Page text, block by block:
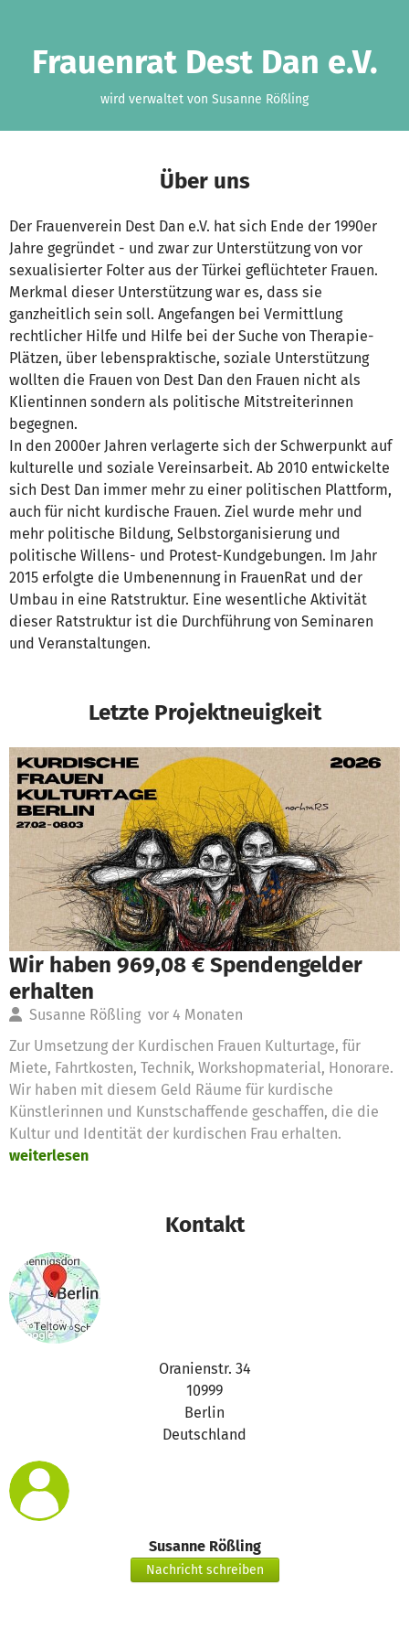
Frauenrat Dest Dan e.V.
wird verwaltet von Susanne Rößling
Über uns
Der Frauenverein Dest Dan e.V. hat sich Ende der 1990er
Jahre gegründet - und zwar zur Unterstützung von vor
sexualisierter Folter aus der Türkei geflüchteter Frauen.
Merkmal dieser Unterstützung war es, dass sie
ganzheitlich sein soll. Angefangen bei Vermittlung
rechtlicher Hilfe und Hilfe bei der Suche von Therapie-
Plätzen, über lebenspraktische, soziale Unterstützung
wollten die Frauen von Dest Dan den Frauen nicht als
Klientinnen sondern als politische Mitstreiterinnen
begegnen.
In den 2000er Jahren verlagerte sich der Schwerpunkt auf
kulturelle und soziale Vereinsarbeit. Ab 2010 entwickelte
sich Dest Dan immer mehr zu einer politischen Plattform,
auch für nicht kurdische Frauen. Ziel wurde mehr und
mehr politische Bildung, Selbstorganisierung und
politische Willens- und Protest-Kundgebungen. Im Jahr
2015 erfolgte die Umbenennung in FrauenRat und der
Umbau in eine Ratstruktur. Eine wesentliche Aktivität
dieser Ratstruktur ist die Durchführung von Seminaren
und Veranstaltungen.
Letzte Projektneuigkeit
Wir haben 969,08 € Spendengelder
erhalten
Susanne Rößling vor 4 Monaten
Zur Umsetzung der Kurdischen Frauen Kulturtage, für
Miete, Fahrtkosten, Technik, Workshopmaterial, Honorare.
Wir haben mit diesem Geld Räume für kurdische
Künstlerinnen und Kunstschaffende geschaffen, die die
Kultur und Identität der kurdischen Frau erhalten.
weiterlesen
Kontakt
Oranienstr. 34
10999
Berlin
Deutschland
Susanne Rößling
Nachricht schreiben